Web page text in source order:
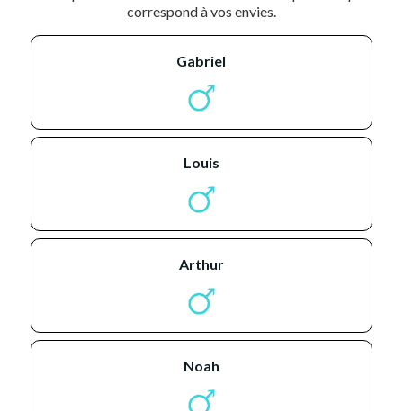
correspond à vos envies.
gabriel
louis
arthur
noah